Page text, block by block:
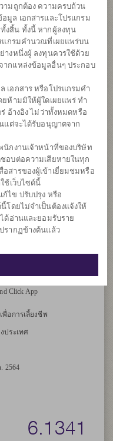
ประเทศเพียงกองทุนเดียว
ETF (กองทุนหลัก) สกุล
การดำเนินงานของกองทุน
ยงกับผลตอบแทนของดัชนี
Index โดยลงทุนอย่างน้อย
ชนีดังกล่าว รวมถึง
global depositary receipts
กองทุนอาจลงทุนในหน่วย
าริมทรัพย์ (กอง1) หรือ
หรือกองทุนรวม
จัดการของบริษัทจัดการใน
เพื่อเพิ่ม
management)
ความเสี่ยงจากอัตราแลก
นต่างประเทศที่กองทุนถือ
ระหว่างร้อยละ 95 ถึงร้อย
างภาษีที่ระบุไว้ในคู่มือ
องเลี้ยงชีพ (RMF For
Click App
พื่อการเลี้ยงชีพ
ประเทศ
2564
6.1341
ามถูกต้อง ความครบถ้วน
มูล เอกสารและโปรแกรม
งสิ้น ทั้งนี้ หากผู้ลงทุน
แกรมคำนวณที่เผยแพร่บน
างหนึ่งผู้ ลงทุนควรใช้ด้วย
กแหล่งข้อมูลอื่นๆ ประกอบ
เอกสาร หรือโปรแกรมคำ
ห้ามมิให้ผู้ใดเผยแพร่ ทำ
อ้างอิง ไม่ว่าทั้งหมดหรือ
แต่จะได้รับอนุญาตจาก
นักงานเจ้าหน้าที่ของบริษัท
อบต่อความเสียหายในทุก
สารของผู้เข้าเยี่ยมชมหรือ
ช้เว็บไซด์นี้
ไข ปรับปรุง หรือ
โดยไม่จำเป็นต้องแจ้งให้
ด้อ่านและยอมรับราย
รากฏข้างต้นแล้ว